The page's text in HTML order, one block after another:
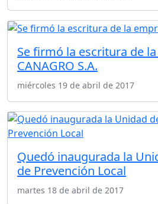
Se firmó la escritura de
CANAGRO S.A.
miércoles 19 de abril de 2017
Quedó inaugurada la
de Prevención Local
martes 18 de abril de 2017